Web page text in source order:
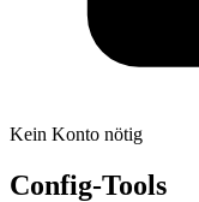
Kein Konto nötig
Config-Tools